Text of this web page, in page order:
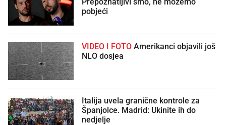
Prepoznatljivi smo, ne možemo
pobjeći
VIDEO I FOTO
NLO dosjea
Italija uvela granične kontrole za
Španjolce. Madrid: Ukinite ih do
nedjelje